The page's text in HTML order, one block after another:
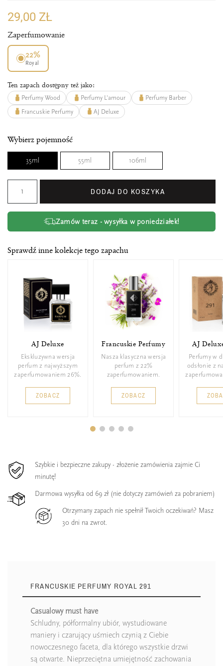
29,00 ZŁ
Zaperfumowanie
22%
Royal
Ten zapach dostępny też jako:
Perfumy Wood Perfumy L'amour
Perfumy Barber
Francuskie Perfumy
AJ Deluxe
Wybierz pojemność
35ml 55ml 106ml
DODAJ DO KOSZYKA
Zamów teraz - wysyłka w poniedziałek!
Sprawdź inne kolekcje tego zapachu
AJ Deluxe
Ekskluzywna wersja
perfum z najwyższym
zaperfumowaniem 26%.
ZOBACZ
Francuskie Perfumy
Nasza klasyczna wersja
perfum z 22%
zaperfumowaniem.
ZOBACZ
AJ
Perfumy w
odsłonie z
Szybkie i bezpieczne zakupy - złożenie zamówienia zajmie Ci
minutę!
Darmowa wysyłka od 69 zł (nie dotyczy zamówień za pobraniem)
Otrzymany zapach nie spełnił Twoich oczekiwań? Masz
30 dni na zwrot.
FRANCUSKIE PERFUMY ROYAL 291
Casualowy must have
Schludny, półformalny ubiór, wystudiowane
maniery i czarujący uśmiech czynią z Ciebie
nowoczesnego faceta, dla którego wszystkie drzwi
są otwarte. Nieprzeciętna umiejętność zachowania